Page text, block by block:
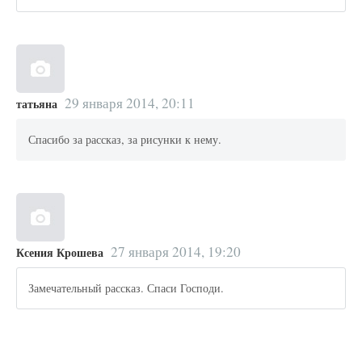
татьяна 29 января 2014, 20:11
Спасибо за рассказ, за рисунки к нему.
Ксения Крошева 27 января 2014, 19:20
Замечательный рассказ. Спаси Господи.